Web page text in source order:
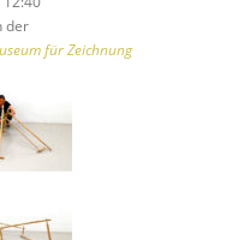
der
für Zeichnung